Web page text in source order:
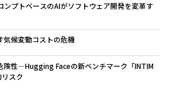
ンプトベースのAIがソフトウェア開発を変革す
気候変動コストの危機
険性—Hugging Faceの新ベンチマーク「INTIM
スク